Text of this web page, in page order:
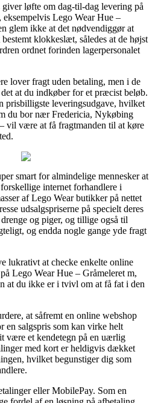
løfte om dag-til-dag levering på
eksempelvis Lego Wear Hue –
glem ikke at det nødvendiggør at
klokkeslæt, således at de højst
ordnet forinden lagerpersonalet
lover fragt uden betaling, men i de
at du indkøber for et præcist beløb.
prisbilligste leveringsudgave, hvilket
du bor nær Fredericia, Nykøbing
vil være at få fragtmanden til at køre
smart for almindelige mennesker at
internet forhandlere i
af Lego Wear butikker på nettet
udsalgspriserne på specielt deres
og piger, og tillige også til
og endda nogle gange yde fragt
lukrativt at checke enkelte online
Lego Wear Hue – Gråmeleret m,
at du ikke er i tvivl om at få fat i den
at såfremt en online webshop
en salgspris som kan virke helt
være et kendetegn på en uærlig
med kort er heldigvis dækket
hvilket begunstiger dig som
eller MobilePay. Som en